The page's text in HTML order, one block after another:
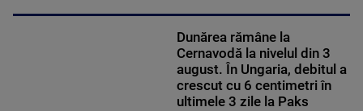
Dunărea rămâne la
Cernavodă la nivelul din 3
august. În Ungaria, debitul a
crescut cu 6 centimetri în
ultimele 3 zile la Paks